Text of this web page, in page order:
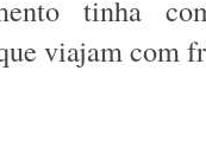
tinha
viajam com